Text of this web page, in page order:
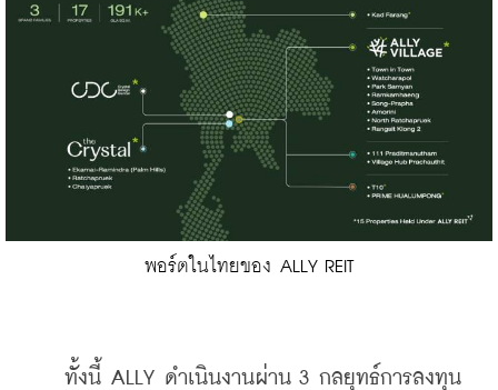
พอร์ตในไทยของ ALLY REIT
ทั้งนี้ ALLY ดำเนินงานผ่าน 3 กลยุทธ์การลงทุน